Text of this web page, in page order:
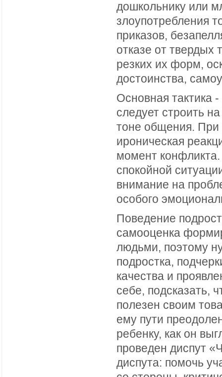
дошкольнику или
злоупотребления
приказов,
отказе от твердых
резких их форм,
достоинства,
Основная тактика
следует строить
тоне общения.
ироническая
момент
спокойной
внимание на
особого
Поведение
самооценка
людьми, поэтому
подростка,
качества и
себе, подсказать,
полезен своим
ему пути
ребенку, как он
проведен диспут
диспута: помочь